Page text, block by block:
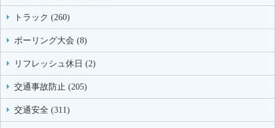
トラック (260)
ボーリング大会 (8)
リフレッシュ休日 (2)
交通事故防止 (205)
交通安全 (311)